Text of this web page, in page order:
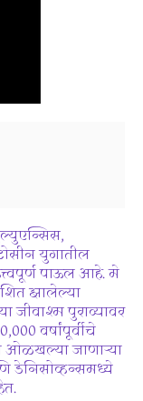
युगातील
पाऊल आहे. मे
झालेल्या
जीवाश्म पुराव्यावर
वर्षांपूर्वीचे
ओळखल्या जाणाऱ्या
डेनिसोव्हन्समध्ये